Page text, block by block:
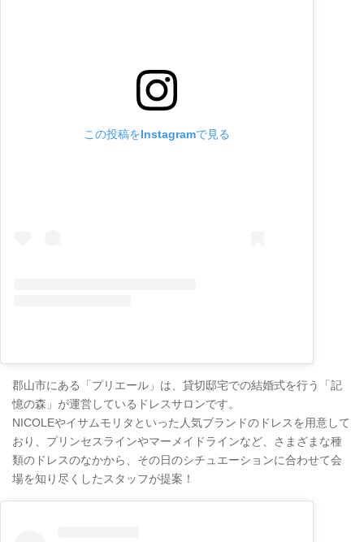
この投稿をInstagramで見る
郡山市にある「プリエール」は、貸切邸宅での結婚式を行う「記
憶の森」が運営しているドレスサロンです。
NICOLEやイサムモリタといった人気ブランドのドレスを用意して
おり、プリンセスラインやマーメイドラインなど、さまざまな種
類のドレスのなかから、その日のシチュエーションに合わせて会
場を知り尽くしたスタッフが提案！